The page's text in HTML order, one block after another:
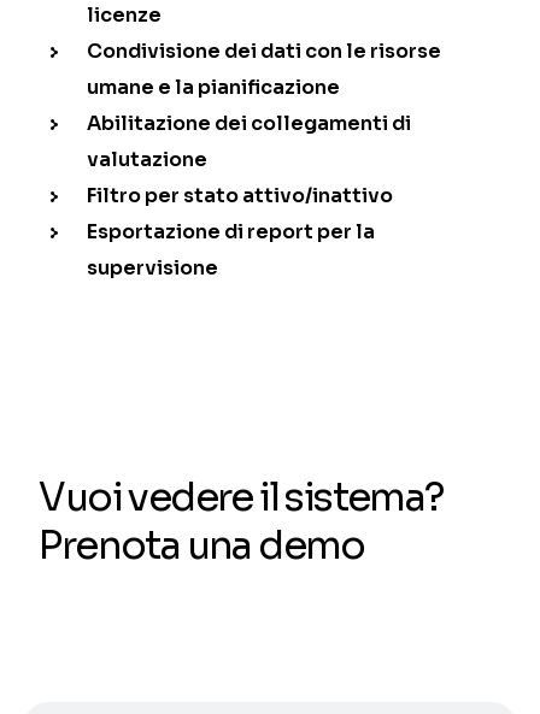
licenze
Condivisione dei dati con le risorse
umane e la pianificazione
Abilitazione dei collegamenti di
valutazione
Filtro per stato attivo/inattivo
Esportazione di report per la
supervisione
Vuoi vedere il sistema?
Prenota una demo